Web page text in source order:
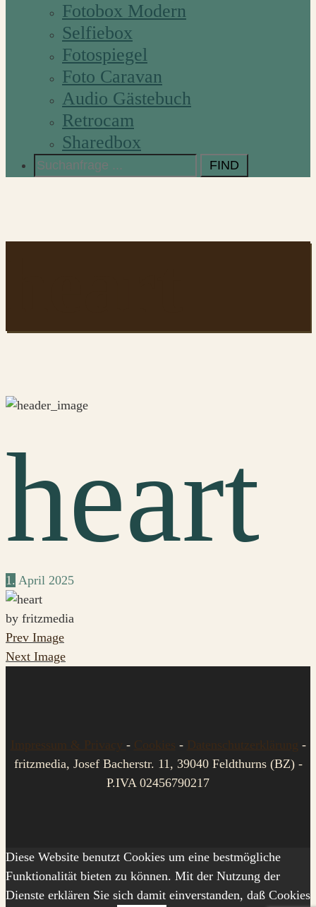
Fotobox Modern
Selfiebox
Fotospiegel
Foto Caravan
Audio Gästebuch
Retrocam
Sharedbox
Search
for:
heart
1. April 2025
by fritzmedia
Prev Image
Next Image
Impressum & Privacy - Cookies - Datenschutzerklärung -
fritzmedia, Josef Bacherstr. 11, 39040 Feldthurns (BZ) -
P.IVA 02456790217
Diese Website benutzt Cookies um eine bestmögliche
Funktionalität bieten zu können. Mit der Nutzung der
Dienste erklären Sie sich damit einverstanden, daß Cookies